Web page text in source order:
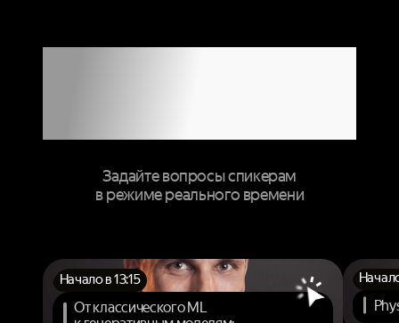
Задайте вопросы спикерам
в режиме реального времени
Начало в 13:15
От классического ML